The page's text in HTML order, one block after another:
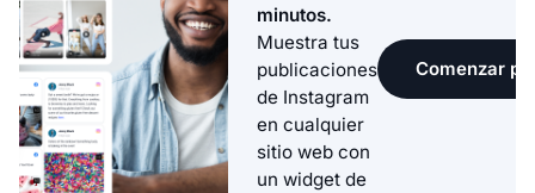
minutos.
Muestra tus
publicaciones
de Instagram
en cualquier
sitio web con
un widget de
Comenzar